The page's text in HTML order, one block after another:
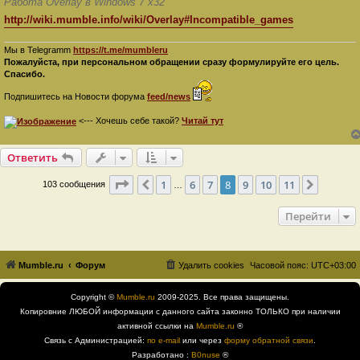
http://wiki.mumble.info/wiki/Overlay#Incompatible_games
Мы в Telegramm https://t.me/mumbleru
Пожалуйста, при персональном обращении сразу формулируйте его цель.
Спасибо.
Подпишитесь на Новости форума feed/news
<--- Хочешь себе такой? Читай тут
Ответить
103 сообщения Страница из 11
Пред.
1 6 7 8 9 10 11
Перейти
Mumble.ru Форум Часовой пояс: UTC+03:00
Удалить cookies
Copyright ©Mumble.ru 2009-2025. Все права защищены.
Копировние ЛЮБОЙ информации с данного сайта законно ТОЛЬКО при наличии
активной ссылки на Mumble.ru ®
Связь с Администрацией: по e-mail или через форму обратной связи
Разработано : B0nuse ®